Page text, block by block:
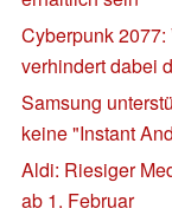
Cyberpunk
verhindert dabei
Samsung
keine "Instant
Aldi: Riesiger
ab 1. Februar